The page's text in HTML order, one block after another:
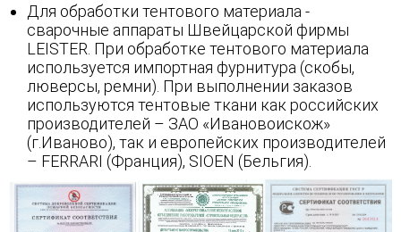
Для обработки тентового материала -
сварочные аппараты Швейцарской фирмы
LEISTER. При обработке тентового материала
используется импортная фурнитура (скобы,
люверсы, ремни). При выполнении заказов
используются тентовые ткани как российских
производителей – ЗАО «Ивановоискож»
(г.Иваново), так и европейских производителей
– FERRARI (Франция), SIOEN (Бельгия).